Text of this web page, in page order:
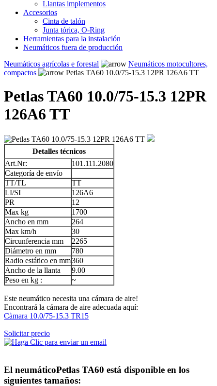
Llantas implementos
Accesorios
Cinta de talón
Junta tórica, O-Ring
Herramientas para la instalación
Neumáticos fuera de producción
Neumáticos agrícolas e forestal
Neumáticos motocultores,
compactos
Petlas TA60 10.0/75-15.3 12PR 126A6 TT
Petlas TA60 10.0/75-15.3 12PR
126A6 TT
Detalles técnicos
Art.Nr:
101.111.2080
Categoría de envío
TT/TL
TT
LI/SI
126A6
PR
12
Max kg
1700
Ancho en mm
264
Max km/h
30
Circunferencia mm
2265
Diámetro en mm
780
Radio estático en mm360
Ancho de la llanta
9.00
Peso en kg :
~
Este neumático necesita una cámara de aire!
Encontrará la cámara de aire adecuada aquí:
Càmara 10.0/75-15.3 TR15
Solicitar precio
El neumáticoPetlas TA60 está disponible en los
siguientes tamaños: